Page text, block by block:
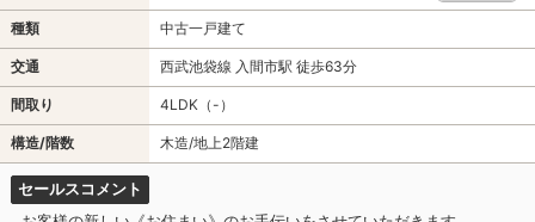
種類 中古一戸建て
交通 西武池袋線 入間市駅 徒歩63分
間取り 4LDK（-）
構造/階数 木造/地上2階建
セールスコメント